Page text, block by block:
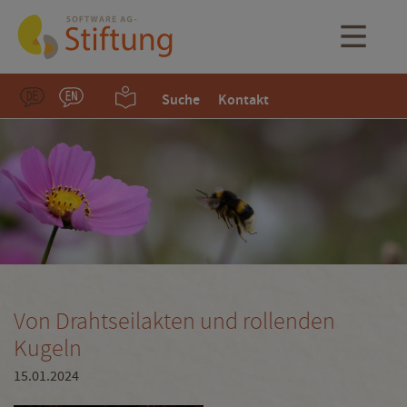
Suche Kontakt
Von Drahtseilakten und rollenden
Kugeln
15.01.2024